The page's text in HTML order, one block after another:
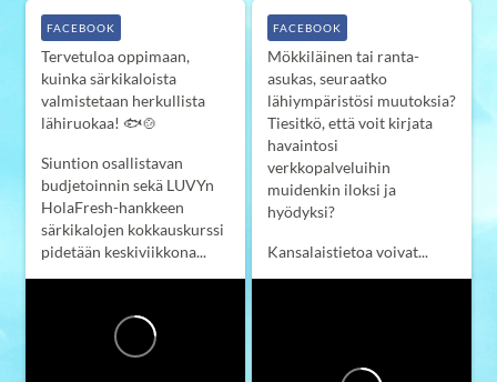
Tervetuloa oppimaan,
kuinka särkikaloista
valmistetaan herkullista
lähiruokaa! 🐟🍲
Siuntion osallistavan
budjetoinnin sekä LUVYn
HolaFresh-hankkeen
särkikalojen kokkauskurssi
pidetään keskiviikkona...
FACEBOOK
Mökkiläinen tai ranta-
asukas, seuraatko
lähiympäristösi muutoksia?
Tiesitkö, että voit kirjata
havaintosi
verkkopalveluihin
muidenkin iloksi ja
hyödyksi?
Kansalaistietoa voivat...
FACEBOOK